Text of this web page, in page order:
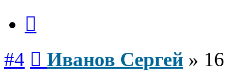
#4 Иванов Сергей » 16